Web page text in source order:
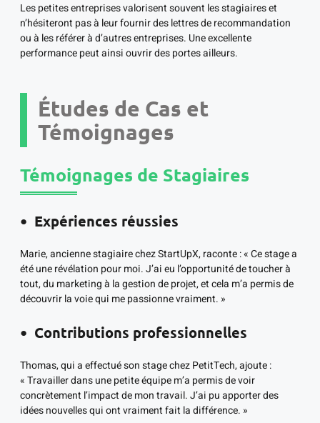
Les petites entreprises valorisent souvent les stagiaires et
n’hésiteront pas à leur fournir des lettres de recommandation
ou à les référer à d’autres entreprises. Une excellente
performance peut ainsi ouvrir des portes ailleurs.
Études de Cas et
Témoignages
Témoignages de Stagiaires
Expériences réussies
Marie, ancienne stagiaire chez StartUpX, raconte : « Ce stage a
été une révélation pour moi. J’ai eu l’opportunité de toucher à
tout, du marketing à la gestion de projet, et cela m’a permis de
découvrir la voie qui me passionne vraiment. »
Contributions professionnelles
Thomas, qui a effectué son stage chez PetitTech, ajoute :
« Travailler dans une petite équipe m’a permis de voir
concrètement l’impact de mon travail. J’ai pu apporter des
idées nouvelles qui ont vraiment fait la différence. »